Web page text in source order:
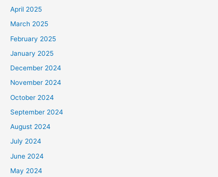
April 2025
March 2025
February 2025
January 2025
December 2024
November 2024
October 2024
September 2024
August 2024
July 2024
June 2024
May 2024